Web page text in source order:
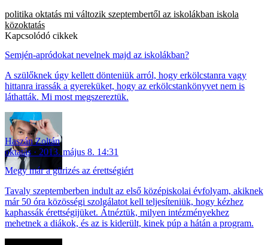
politika oktatás mi változik szeptembertől az iskolákban iskola
közoktatás
Kapcsolódó cikkek
Semjén-apródokat nevelnek majd az iskolákban?
A szülőknek úgy kellett dönteniük arról, hogy erkölcstanra vagy
hittanra irassák a gyereküket, hogy az erkölcstankönyvet nem is
láthatták. Mi most megszereztük.
Haszán Zoltán
oktatás
2013. május 8. 14:31
Megy már a gürizés az érettségiért
Tavaly szeptemberben indult az első középiskolai évfolyam, akiknek
már 50 óra közösségi szolgálatot kell teljesíteniük, hogy kézhez
kaphassák érettségijüket. Átnéztük, milyen intézményekhez
mehetnek a diákok, és az is kiderült, kinek púp a hátán a program.